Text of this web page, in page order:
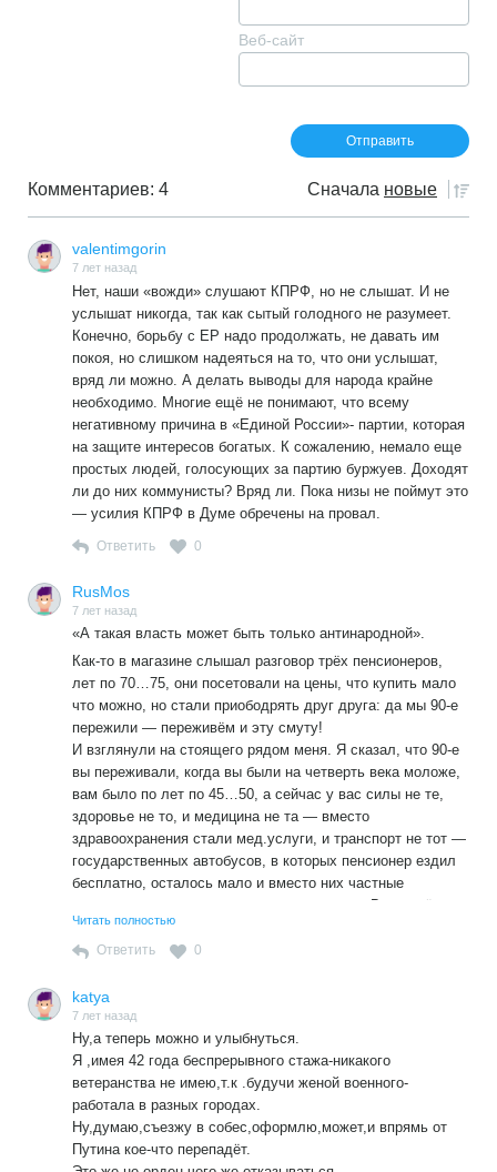
Веб-сайт
Комментариев: 4 Сначала новые
valentimgorin
7 лет назад
Нет, наши «вожди» слушают КПРФ, но не слышат. И не
услышат никогда, так как сытый голодного не разумеет.
Конечно, борьбу с ЕР надо продолжать, не давать им
покоя, но слишком надеяться на то, что они услышат,
вряд ли можно. А делать выводы для народа крайне
необходимо. Многие ещё не понимают, что всему
негативному причина в «Единой России»- партии, которая
на защите интересов богатых. К сожалению, немало еще
простых людей, голосующих за партию буржуев. Доходят
ли до них коммунисты? Вряд ли. Пока низы не поймут это
— усилия КПРФ в Думе обречены на провал.
Ответить 0
RusMos
7 лет назад
«А такая власть может быть только антинародной».
Как-то в магазине слышал разговор трёх пенсионеров,
лет по 70…75, они посетовали на цены, что купить мало
что можно, но стали приободрять друг друга: да мы 90-е
пережили — переживём и эту смуту!
И взглянули на стоящего рядом меня. Я сказал, что 90-е
вы переживали, когда вы были на четверть века моложе,
вам было по лет по 45…50, а сейчас у вас силы не те,
здоровье не то, и медицина не та — вместо
здравоохранения стали мед.услуги, и транспорт не тот —
государственных автобусов, в которых пенсионер ездил
бесплатно, осталось мало и вместо них частные
маршрутки, где льготное место всего одно. Вы втроём на
одной маршрутке ехать не сможете — бесплатное место-
то одно. В СССР ветеран труда получал пенсию, на
вам платят 15 тысяч, а за отопление берут… Продуктов в
магазине вон — полно, укушайся, а купить вы ничего не
можете, только духнедельной давности кефир за 50
рублей, кивнул я на корзинку одной из них. Ну что ж, если
вам нравиться так, то терпите…
Две женщины хотели было возражать, а мужик пожилой
их урезонил: тихо, девки, а парень прав.
Читать полностью
Ответить 0
katya
7 лет назад
Ну,а теперь можно и улыбнуться.
Я ,имея 42 года беспрерывного стажа-никакого
ветеранства не имею,т.к .будучи женой военного-
работала в разных городах.
Ну,думаю,съезжу в собес,оформлю,может,и впрямь от
Путина кое-что перепадёт.